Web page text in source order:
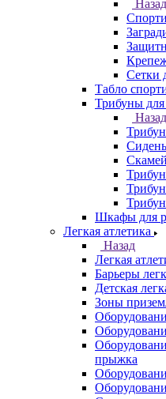
Назад
Сетки
Табло
Трибуны для
Назад
Шкафы для
Легкая атлетика
Назад
Легкая
Барьеры
Детская
Зоны
прыжка